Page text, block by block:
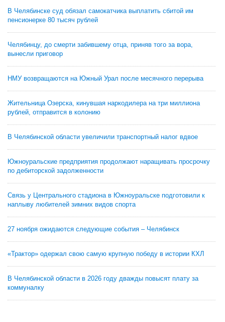
В Челябинске суд обязал самокатчика выплатить сбитой им
пенсионерке 80 тысяч рублей
Челябинцу, до смерти забившему отца, приняв того за вора,
вынесли приговор
НМУ возвращаются на Южный Урал после месячного перерыва
Жительница Озерска, кинувшая наркодилера на три миллиона
рублей, отправится в колонию
В Челябинской области увеличили транспортный налог вдвое
Южноуральские предприятия продолжают наращивать просрочку
по дебиторской задолженности
Связь у Центрального стадиона в Южноуральске подготовили к
наплыву любителей зимних видов спорта
27 ноября ожидаются следующие события – Челябинск
«Трактор» одержал свою самую крупную победу в истории КХЛ
В Челябинской области в 2026 году дважды повысят плату за
коммуналку